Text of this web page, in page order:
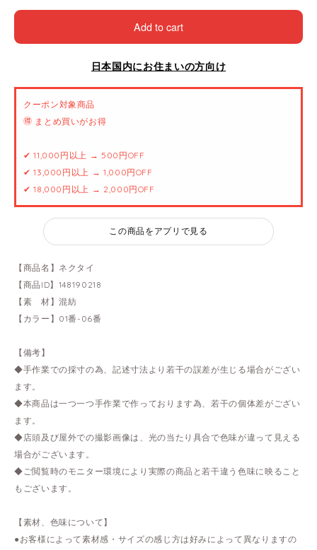
Add to cart
日本国内にお住まいの方向け
クーポン対象商品
🉐 まとめ買いがお得
✔ 11,000円以上 → 500円OFF
✔ 13,000円以上 → 1,000円OFF
✔ 18,000円以上 → 2,000円OFF
この商品をアプリで見る
【商品名】ネクタイ
【商品ID】148190218
【素 材】混紡
【カラー】01番-06番
【備考】
◆手作業での採寸の為、記述寸法より若干の誤差が生じる場合がござい
ます。
◆本商品は一つ一つ手作業で作っております為、若干の個体差がござい
ます。
◆店頭及び屋外での撮影画像は、光の当たり具合で色味が違って見える
場合がございます。
◆ご閲覧時のモニター環境により実際の商品と若干違う色味に映ること
もございます。
【素材、色味について】
●お客様によって素材感・サイズの感じ方は好みによって異なりますの